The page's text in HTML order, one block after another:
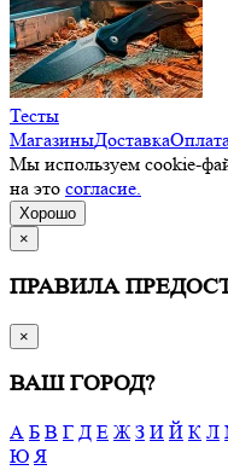
Тесты
МагазиныДоставка
Мы используем cookie-
на это согласие.
Хорошо
×
ПРАВИЛА
×
ВАШ ГОРОД?
А Б В Г Д Е Ж З И Й К Л
Ю Я